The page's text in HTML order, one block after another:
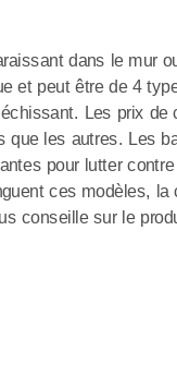
dans le mur
et peut être de 4
Les prix de
les autres. Les
pour lutter
ces modèles,
conseille sur le